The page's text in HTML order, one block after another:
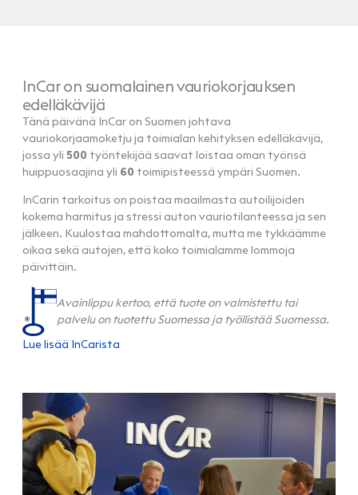
InCar on suomalainen vauriokorjauksen
edelläkävijä
Tänä päivänä InCar on Suomen johtava
vauriokorjaamoketju ja toimialan kehityksen edelläkävijä,
jossa yli 500 työntekijää saavat loistaa oman työnsä
huippuosaajina yli 60 toimipisteessä ympäri Suomen.
InCarin tarkoitus on poistaa maailmasta autoilijoiden
kokema harmitus ja stressi auton vauriotilanteessa ja sen
jälkeen. Kuulostaa mahdottomalta, mutta me tykkäämme
oikoa sekä autojen, että koko toimialamme lommoja
päivittäin.
Avainlippu kertoo, että tuote on valmistettu tai
palvelu on tuotettu Suomessa ja työllistää Suomessa.
Lue lisää InCarista